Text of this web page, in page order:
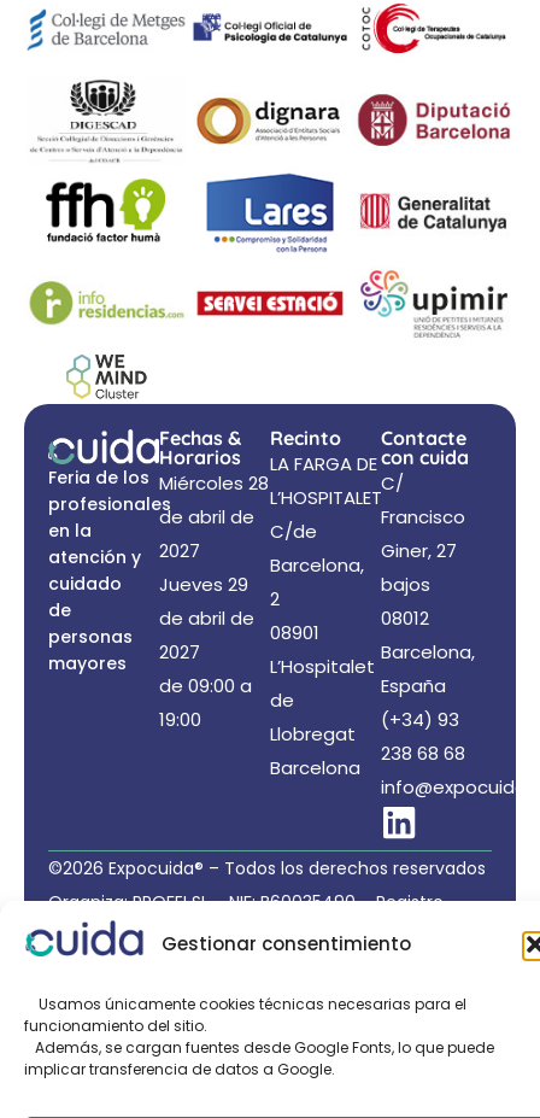
Gestionar consentimiento
Usamos únicamente cookies técnicas necesarias para el
funcionamiento del sitio.
Además, se cargan fuentes desde Google Fonts, lo que puede
implicar transferencia de datos a Google.
Feria de los
profesionales
en la
atención y
cuidado
de
personas
mayores
Fechas &
Horarios
Miércoles 28
de abril de
2027
Jueves 29
de abril de
2027
de 09:00 a
19:00
Recinto
LA FARGA DE
L’HOSPITALET
C/de
Barcelona,
2
08901
L’Hospitalet
de
Llobregat
Barcelona
Contacte
con cuida
C/
Francisco
Giner, 27
bajos
08012
Barcelona,
España
(+34) 93
238 68 68
©2026 Expocuida® – Todos los derechos reservados
Organiza: PROFEI SL – NIF: B60035490 – Registro
Mercantil: folio 22, tomo 22.184 hoja nºB-32669
/Aviso legal
Organizado por: